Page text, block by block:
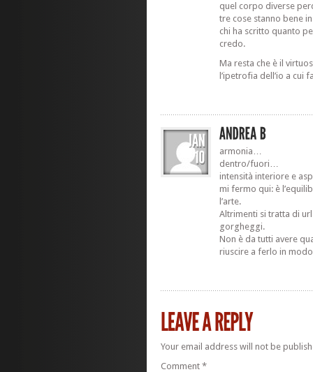
quel corpo diverse
tre cose stanno bene
chi ha scritto quanto
credo.
Ma resta che è il
l’ipetrofia dell’io a cui
armonia…
dentro/fuori…
intensità interiore e
mi fermo qui: è
l’arte.
Altrimenti si tratta di
gorgheggi.
Non è da tutti avere
riuscire a ferlo in
Your email address will not be
Comment *